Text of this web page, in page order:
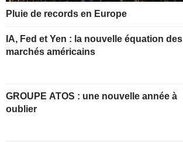
Pluie de records en Europe
IA, Fed et Yen : la nouvelle équation des
marchés américains
GROUPE ATOS : une nouvelle année à
oublier